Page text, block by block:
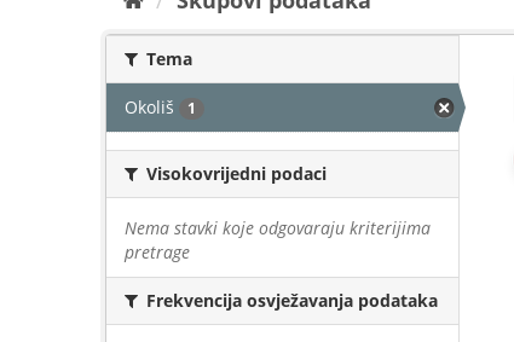
Tema
Okoliš 1
Visokovrijedni podaci
Nema stavki koje odgovaraju kriterijima
pretrage
Frekvencija osvježavanja podataka